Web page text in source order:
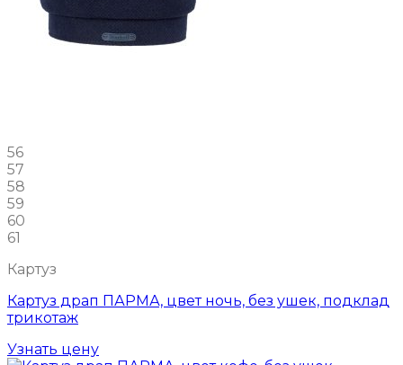
56
57
58
59
60
61
Картуз
Картуз драп ПАРМА, цвет ночь, без ушек, подклад
трикотаж
Узнать цену